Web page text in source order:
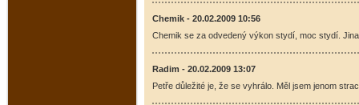
Chemik - 20.02.2009 10:56
Chemik se za odvedený výkon stydí, moc stydí.
Radim - 20.02.2009 13:07
Petře důležité je, že se vyhrálo. Měl jsem jenom